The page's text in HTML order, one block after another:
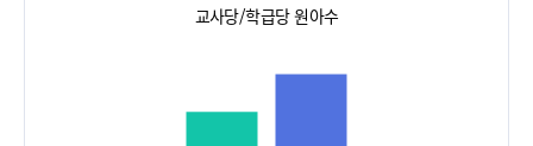
교사당/학급당 원아수